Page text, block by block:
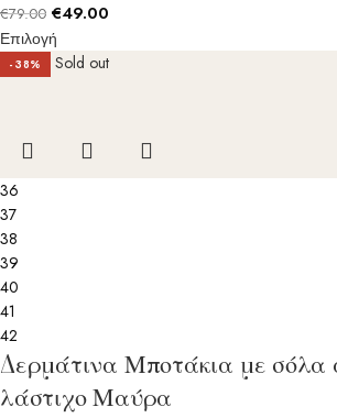
€79.00 €49.00
Επιλογή
-38% Sold out
36
37
38
39
40
41
42
Δερμάτινα Μποτάκια με σόλα
λάστιχο Μαύρα